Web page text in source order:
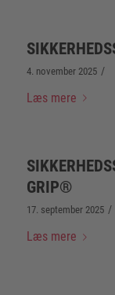
4. november 2025 /
Læs mere
GRIP®
17. september 2025 /
Læs mere